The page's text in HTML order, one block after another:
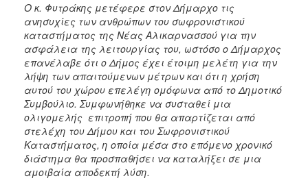
Ο κ. Φυτράκης μετέφερε στον Δήμαρχο τις
ανησυχίες των ανθρώπων του σωφρονιστικού
καταστήματος της Νέας Αλικαρνασσού για την
ασφάλεια της λειτουργίας του, ωστόσο ο Δήμαρχος
επανέλαβε ότι ο Δήμος έχει έτοιμη μελέτη για την
λήψη των απαιτούμενων μέτρων και ότι η χρήση
αυτού του χώρου επελέγη ομόφωνα από το Δημοτικό
Συμβούλιο. Συμφωνήθηκε να συσταθεί μια
ολιγομελής επιτροπή που θα απαρτίζεται από
στελέχη του Δήμου και του Σωφρονιστικού
Καταστήματος, η οποία μέσα στο επόμενο χρονικό
διάστημα θα προσπαθήσει να καταλήξει σε μια
αμοιβαία αποδεκτή λύση.